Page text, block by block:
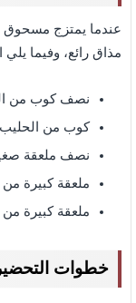
عندما يمتزج مسحوق
مذاق رائع، وفيما يلي
نصف كوب من
كوب من الحليب
نصف ملعقة
ملعقة كبيرة من
ملعقة كبيرة
خطوات